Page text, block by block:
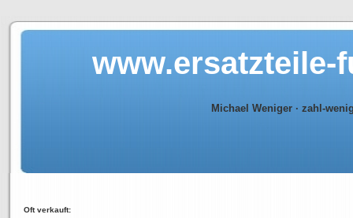
www.ersatzteile-
Michael Weniger · zahl-
Oft verkauft: